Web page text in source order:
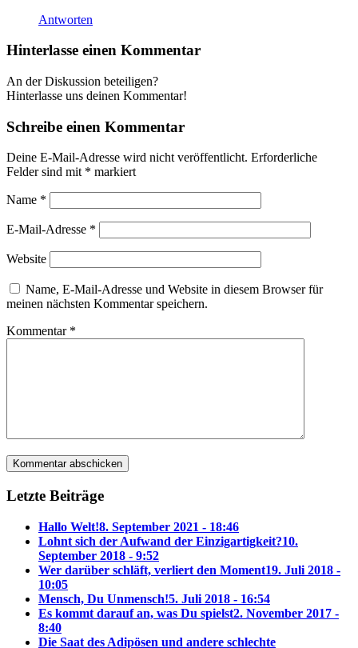
Antworten
Hinterlasse einen Kommentar
An der Diskussion beteiligen?
Hinterlasse uns deinen Kommentar!
Schreibe einen Kommentar
Deine E-Mail-Adresse wird nicht veröffentlicht. Erforderliche
Felder sind mit * markiert
Name *
E-Mail-Adresse *
Website
Name, E-Mail-Adresse und Website in diesem Browser für
meinen nächsten Kommentar speichern.
Kommentar *
Letzte Beiträge
Hallo Welt!8. September 2021 - 18:46
Lohnt sich der Aufwand der Einzigartigkeit?10.
September 2018 - 9:52
Wer darüber schläft, verliert den Moment19. Juli 2018 -
10:05
Mensch, Du Unmensch!5. Juli 2018 - 16:54
Es kommt darauf an, was Du spielst2. November 2017 -
8:40
Die Saat des Adipösen und andere schlechte